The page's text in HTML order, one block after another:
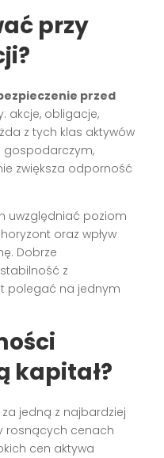
przy
przed
akcje, obligacje,
z tych klas aktywów
gospodarczym,
zwiększa odporność
uwzględniać poziom
oraz wpływ
Dobrze
z
polegać na jednym
kapitał?
jedną z najbardziej
rosnących cenach
cen aktywa